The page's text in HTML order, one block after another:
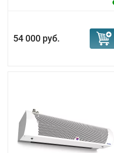
54 000 руб.